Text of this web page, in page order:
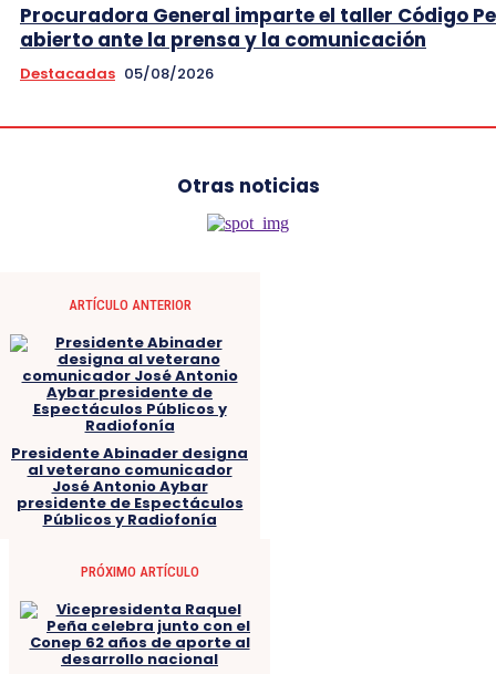
Procuradora General imparte el taller Código
abierto ante la prensa y la comunicación
Destacadas 05/08/2026
Otras noticias
ARTÍCULO ANTERIOR
Presidente Abinader designa
al veterano comunicador
José Antonio Aybar
presidente de Espectáculos
Públicos y Radiofonía
PRÓXIMO ARTÍCULO